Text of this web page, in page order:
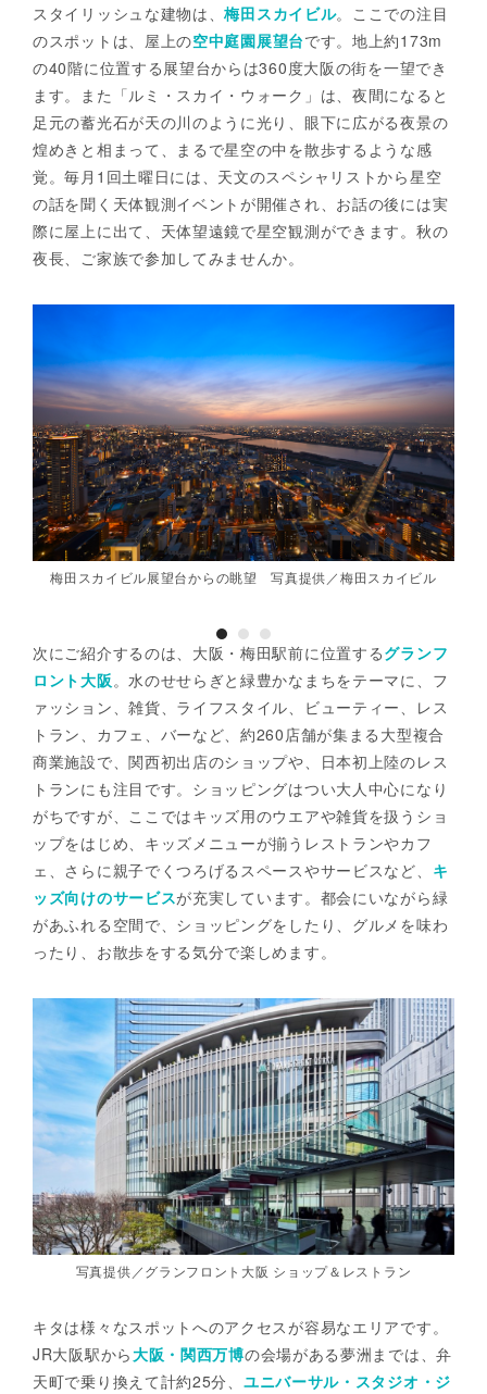
スタイリッシュな建物は、梅田スカイビル。ここでの注目
のスポットは、屋上の空中庭園展望台です。地上約173m
の40階に位置する展望台からは360度大阪の街を一望でき
ます。また「ルミ・スカイ・ウォーク」は、夜間になると
足元の蓄光石が天の川のように光り、眼下に広がる夜景の
煌めきと相まって、まるで星空の中を散歩するような感
覚。毎月1回土曜日には、天文のスペシャリストから星空
の話を聞く天体観測イベントが開催され、お話の後には実
際に屋上に出て、天体望遠鏡で星空観測ができます。秋の
夜長、ご家族で参加してみませんか。
梅田スカイビル展望台からの眺望 写真提供／梅田スカイビル
次にご紹介するのは、大阪・梅田駅前に位置するグランフ
ロント大阪 。水のせせらぎと緑豊かなまちをテーマに、フ
ァッション、雑貨、ライフスタイル、ビューティー、レス
トラン、カフェ、バーなど、約260店舗が集まる大型複合
商業施設で、関西初出店のショップや、日本初上陸のレス
トランにも注目です。ショッピングはつい大人中心になり
がちですが、ここではキッズ用のウエアや雑貨を扱うショ
ップをはじめ、キッズメニューが揃うレストランやカフ
ェ、さらに親子でくつろげるスペースやサービスなど、 キ
ッズ向けのサービスが充実しています。都会にいながら緑
があふれる空間で、ショッピングをしたり、グルメを味わ
ったり、お散歩をする気分で楽しめます。
写真提供／グランフロント大阪 ショップ＆レストラン
キタは様々なスポットへのアクセスが容易なエリアです。
JR大阪駅から大阪・関西万博の会場がある夢洲までは、弁
天町で乗り換えて計約25分、 ユニバーサル・スタジオ・ジ